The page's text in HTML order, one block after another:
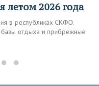
летом 2026 года
в республиках СКФО.
базы отдыха и прибрежные